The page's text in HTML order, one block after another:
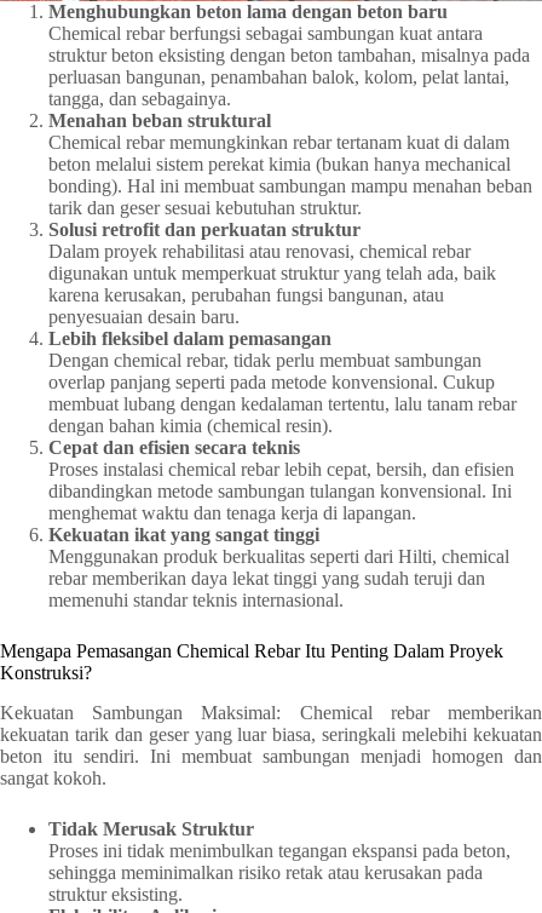
Menghubungkan beton lama dengan beton baru
Chemical rebar berfungsi sebagai sambungan kuat antara
struktur beton eksisting dengan beton tambahan, misalnya pada
perluasan bangunan, penambahan balok, kolom, pelat lantai,
tangga, dan sebagainya.
Menahan beban struktural
Chemical rebar memungkinkan rebar tertanam kuat di dalam
beton melalui sistem perekat kimia (bukan hanya mechanical
bonding). Hal ini membuat sambungan mampu menahan beban
tarik dan geser sesuai kebutuhan struktur.
Solusi retrofit dan perkuatan struktur
Dalam proyek rehabilitasi atau renovasi, chemical rebar
digunakan untuk memperkuat struktur yang telah ada, baik
karena kerusakan, perubahan fungsi bangunan, atau
penyesuaian desain baru.
Lebih fleksibel dalam pemasangan
Dengan chemical rebar, tidak perlu membuat sambungan
overlap panjang seperti pada metode konvensional. Cukup
membuat lubang dengan kedalaman tertentu, lalu tanam rebar
dengan bahan kimia (chemical resin).
Cepat dan efisien secara teknis
Proses instalasi chemical rebar lebih cepat, bersih, dan efisien
dibandingkan metode sambungan tulangan konvensional. Ini
menghemat waktu dan tenaga kerja di lapangan.
Kekuatan ikat yang sangat tinggi
Menggunakan produk berkualitas seperti dari Hilti, chemical
rebar memberikan daya lekat tinggi yang sudah teruji dan
memenuhi standar teknis internasional.
Mengapa Pemasangan Chemical Rebar Itu Penting Dalam Proyek
Konstruksi?
Kekuatan Sambungan Maksimal: Chemical rebar memberikan
kekuatan tarik dan geser yang luar biasa, seringkali melebihi kekuatan
beton itu sendiri. Ini membuat sambungan menjadi homogen dan
sangat kokoh.
Tidak Merusak Struktur
Proses ini tidak menimbulkan tegangan ekspansi pada beton,
sehingga meminimalkan risiko retak atau kerusakan pada
struktur eksisting.